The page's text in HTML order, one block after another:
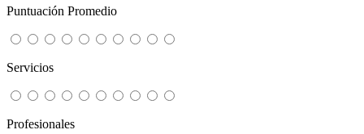
Puntuación Promedio
Servicios
Profesionales